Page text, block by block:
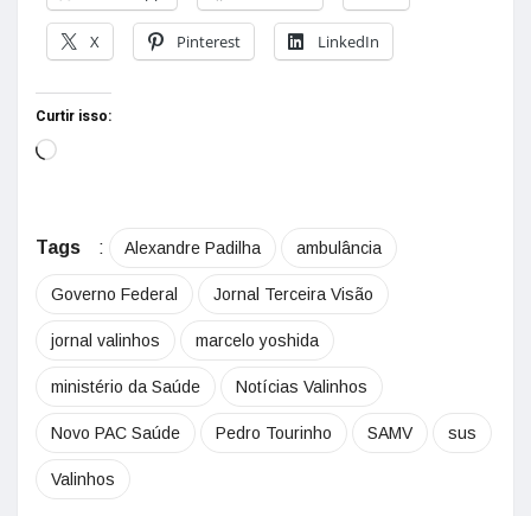
X Pinterest LinkedIn
Curtir isso:
Tags : Alexandre Padilha ambulância
Governo Federal Jornal Terceira Visão
jornal valinhos marcelo yoshida
ministério da Saúde Notícias Valinhos
Novo PAC Saúde Pedro Tourinho SAMV sus
Valinhos